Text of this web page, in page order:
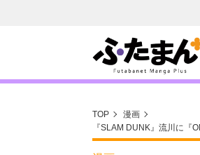
TOP
漫画
『SLAM DUNK』流川に『